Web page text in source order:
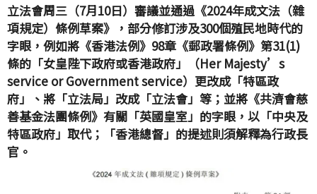
立法會周三（7月10日）審議並通過《2024年成文法（雜
項規定）條例草案》，部分修訂涉及300個殖民地時代的
字眼，例如將《香港法例》98章《郵政署條例》第31(1)
條的「女皇陛下政府或香港政府」（Her Majesty’s
service or Government service）更改成「特區政
府」、將「立法局」改成「立法會」等；並將《共濟會慈
善基金法團條例》有關「英國皇室」的字眼，以「中央及
特區政府」取代；「香港總督」的提述則須解釋為行政長
官。